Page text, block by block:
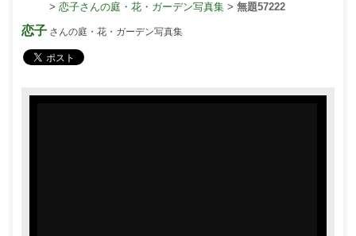
> 恋子さんの庭・花・ガーデン写真集> 無題57222
恋子さんの庭・花・ガーデン写真集